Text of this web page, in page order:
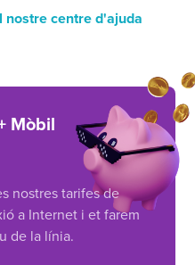
nostre centre d'ajuda
Mòbil
nostres tarifes de
a Internet i et farem
de la línia.